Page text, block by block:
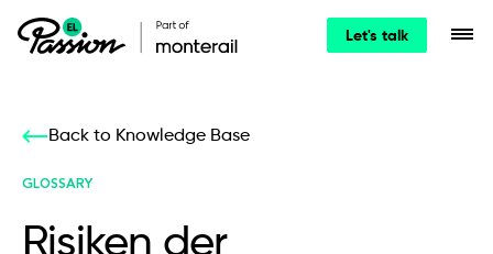
Let's talk
Back to Knowledge Base
GLOSSARY
Risiken der